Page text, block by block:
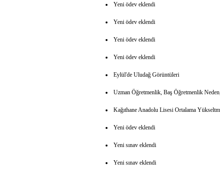
Yeni ödev eklendi
Yeni ödev eklendi
Yeni ödev eklendi
Yeni ödev eklendi
Eylül'de Uludağ Görüntüleri
Uzman Öğretmenlik, Baş Öğretmenlik
Kağıthane Anadolu Lisesi Ortalama
Yeni ödev eklendi
Yeni sınav eklendi
Yeni sınav eklendi